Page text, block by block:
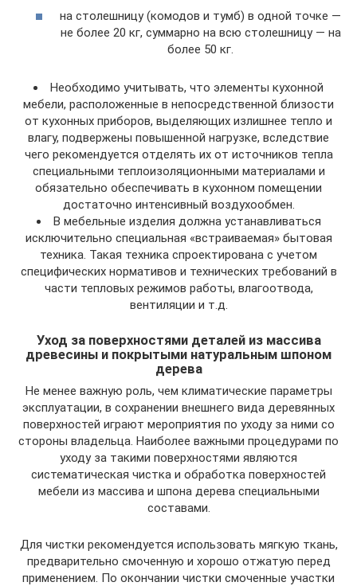
на столешницу (комодов и тумб) в одной точке —
не более 20 кг, суммарно на всю столешницу — на
более 50 кг.
Необходимо учитывать, что элементы кухонной
мебели, расположенные в непосредственной близости
от кухонных приборов, выделяющих излишнее тепло и
влагу, подвержены повышенной нагрузке, вследствие
чего рекомендуется отделять их от источников тепла
специальными теплоизоляционными материалами и
обязательно обеспечивать в кухонном помещении
достаточно интенсивный воздухообмен.
В мебельные изделия должна устанавливаться
исключительно специальная «встраиваемая» бытовая
техника. Такая техника спроектирована с учетом
специфических нормативов и технических требований в
части тепловых режимов работы, влагоотвода,
вентиляции и т.д.
Уход за поверхностями деталей из массива
древесины и покрытыми натуральным шпоном
дерева
Не менее важную роль, чем климатические параметры
эксплуатации, в сохранении внешнего вида деревянных
поверхностей играют мероприятия по уходу за ними со
стороны владельца. Наиболее важными процедурами по
уходу за такими поверхностями являются
систематическая чистка и обработка поверхностей
мебели из массива и шпона дерева специальными
составами.
Для чистки рекомендуется использовать мягкую ткань,
предварительно смоченную и хорошо отжатую перед
применением. По окончании чистки смоченные участки